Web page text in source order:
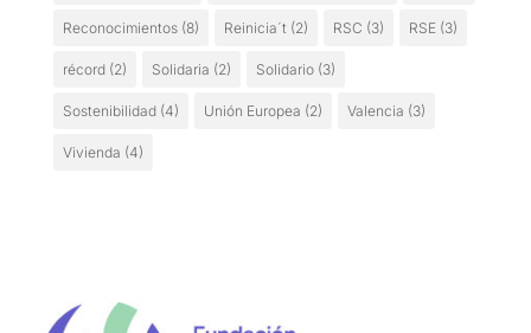
Reconocimientos(8) Reinicia´t(2) RSC (3) RSE(3)
récord(2) Solidaria (2) Solidario(3)
Sostenibilidad(4) Unión Europea (2) Valencia (3)
Vivienda (4)